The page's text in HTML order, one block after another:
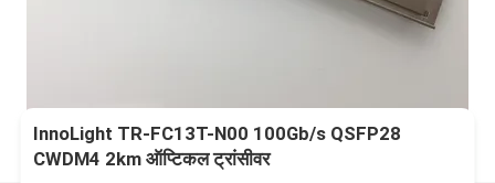
InnoLight TR-FC13T-N00 100Gb/s QSFP28
CWDM4 2km ऑप्टिकल ट्रांसीवर